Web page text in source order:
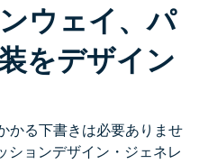
ウェイ、パ
をデザイン
かる下書きは必要ありませ
ションデザイン・ジェネレ